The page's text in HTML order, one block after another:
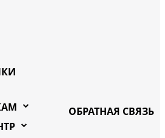
ОБРАТНАЯ СВЯЗЬ